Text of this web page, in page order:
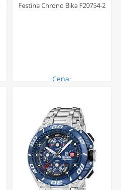
Festina Chrono Bike F20754-2
Cena: